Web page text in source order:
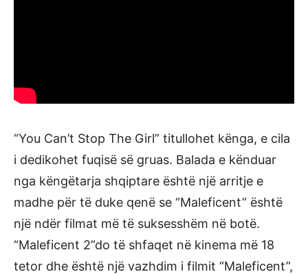
“You Can’t Stop The Girl” titullohet kënga, e cila
i dedikohet fuqisë së gruas. Balada e kënduar
nga këngëtarja shqiptare është një arritje e
madhe për të duke qenë se “Maleficent” është
një ndër filmat më të suksesshëm në botë.
“Maleficent 2”do të shfaqet në kinema më 18
tetor dhe është një vazhdim i filmit “Maleficent”,